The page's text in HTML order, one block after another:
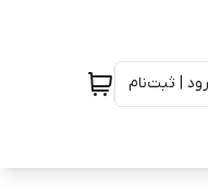
| ثبت‌نام